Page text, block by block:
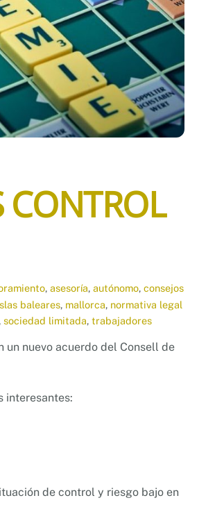
,asesoría,autónomo,consejos
baleares, mallorca, normativa legal
, sociedad limitada, trabajadores
un nuevo acuerdo del Consell de
interesantes:
de control y riesgo bajo en